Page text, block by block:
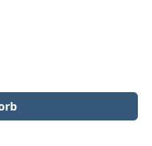
Anzahl zu erhöhen oder zu